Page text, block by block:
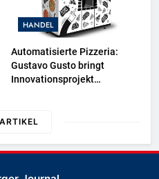
HANDEL
Automatisierte Pizzeria:
Gustavo Gusto bringt
Innovationsprojekt